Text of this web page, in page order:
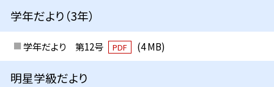
学年だより（3年）
学年だより 第12号 PDF (4 MB)
明星学級だより